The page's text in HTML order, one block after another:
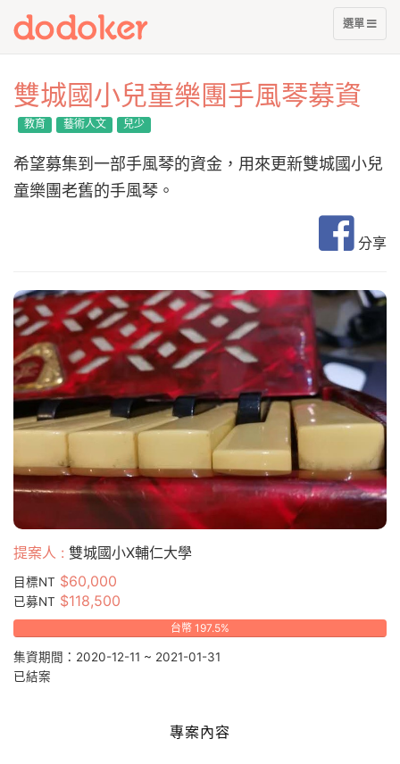
展
開
選
選單
雙城國小兒童樂團手風琴募資
教育 藝術人文 兒少
希望募集到一部手風琴的資金，用來更新雙城國小兒
童樂團老舊的手風琴。
分享
提案人 : 雙城國小X輔仁大學
目標NT $60,000
已募NT $118,500
台幣 197.5%
集資期間：2020-12-11 ~ 2021-01-31
已結案
專案內容